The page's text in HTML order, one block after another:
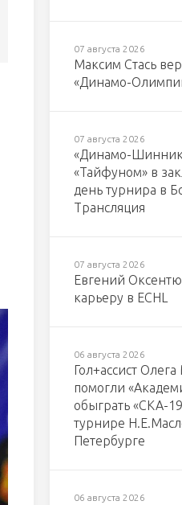
07 августа 2026
Максим Стась
«Динамо-
07 августа 2026
«Динамо-
«Тайфуном» в
день турнира в
Трансляция
07 августа 2026
Евгений
карьеру в ECHL
06 августа 2026
Гол+ассист
помогли
обыграть «СКА-
турнире
Петербурге
06 августа 2026